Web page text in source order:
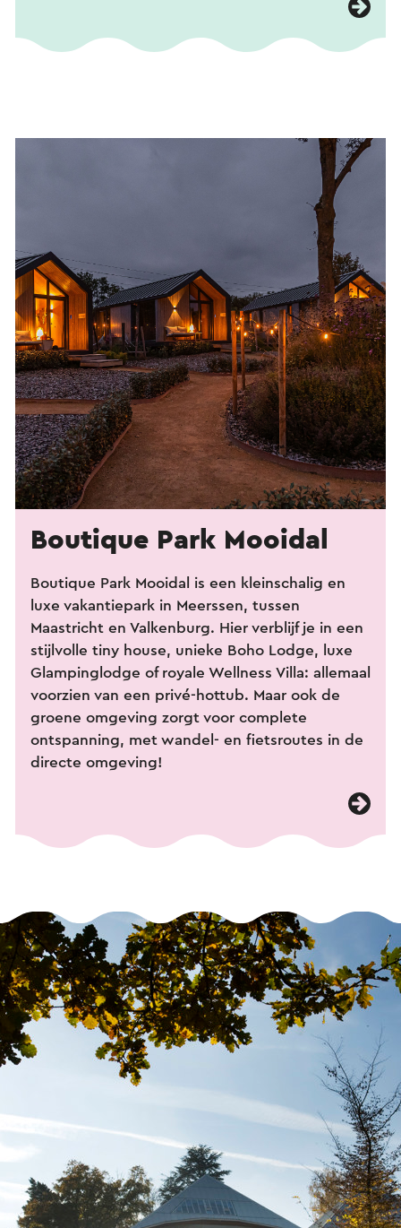
Boutique Park Mooidal
Boutique Park Mooidal is een kleinschalig en
luxe vakantiepark in Meerssen, tussen
Maastricht en Valkenburg. Hier verblijf je in een
stijlvolle tiny house, unieke Boho Lodge, luxe
Glampinglodge of royale Wellness Villa: allemaal
voorzien van een privé-hottub. Maar ook de
groene omgeving zorgt voor complete
ontspanning, met wandel- en fietsroutes in de
directe omgeving!